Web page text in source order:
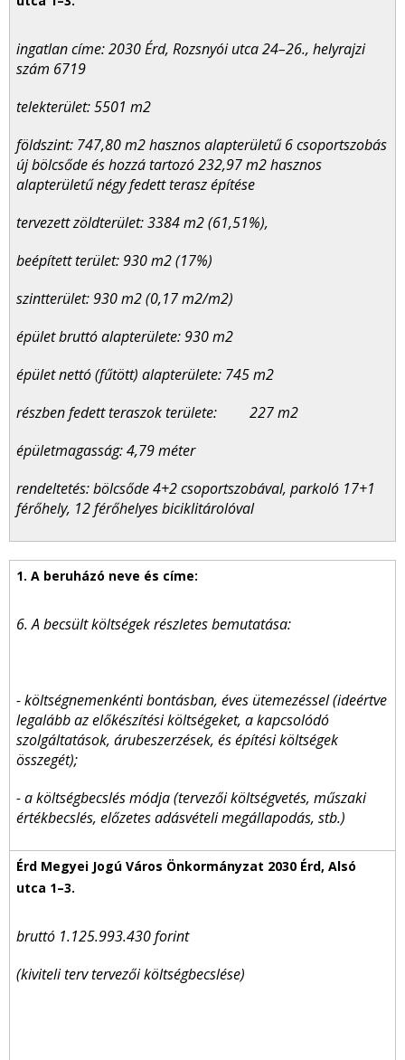
ingatlan címe: 2030 Érd, Rozsnyói utca 24–26., helyrajzi
szám 6719
telekterület: 5501 m2
földszint: 747,80 m2hasznos alapterületű 6 csoportszobás
új bölcsőde és hozzá tartozó 232,97 m2hasznos
alapterületű négy fedett terasz építése
tervezett zöldterület: 3384 m2(61,51%),
beépített terület: 930 m2(17%)
szintterület: 930 m2(0,17 m2/m2)
épület bruttó alapterülete: 930 m2
épület nettó (fűtött) alapterülete: 745 m2
részben fedett teraszok területe: 227 m2
épületmagasság: 4,79 méter
rendeltetés: bölcsőde 4+2 csoportszobával, parkoló 17+1
férőhely, 12 férőhelyes biciklitárolóval
6. A becsült költségek részletes bemutatása:
- költségnemenkénti bontásban, éves ütemezéssel (ideértve
legalább az előkészítési költségeket, a kapcsolódó
szolgáltatások, árubeszerzések, és építési költségek
összegét);
- a költségbecslés módja (tervezői költségvetés, műszaki
értékbecslés, előzetes adásvételi megállapodás, stb.)
bruttó 1.125.993.430 forint
(kiviteli terv tervezői költségbecslése)